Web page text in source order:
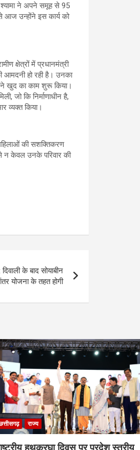
श्यामा ने अपने समूह से 95
उन्होंने इस कार्य को
क्षेत्रों में प्रधानमंत्री
आमदनी हो रही है। उनका
खुद का काम शुरू किया।
जो कि निर्माणाधीन है,
व्यक्त किया।
की सशक्तिकरण
न केवल उनके परिवार की
के बाद सोयाबीन
योजना के तहत होगी
राज्य